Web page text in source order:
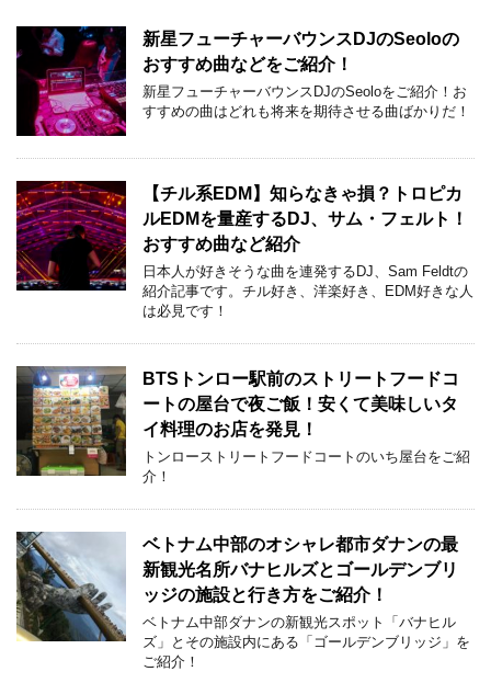
新星フューチャーバウンスDJのSeoloの
おすすめ曲などをご紹介！
新星フューチャーバウンスDJのSeoloをご紹介！お
すすめの曲はどれも将来を期待させる曲ばかりだ！
【チル系EDM】知らなきゃ損？トロピカ
ルEDMを量産するDJ、サム・フェルト！
おすすめ曲など紹介
日本人が好きそうな曲を連発するDJ、Sam Feldtの
紹介記事です。チル好き、洋楽好き、EDM好きな人
は必見です！
BTSトンロー駅前のストリートフードコ
ートの屋台で夜ご飯！安くて美味しいタ
イ料理のお店を発見！
トンローストリートフードコートのいち屋台をご紹
介！
ベトナム中部のオシャレ都市ダナンの最
新観光名所バナヒルズとゴールデンブリ
ッジの施設と行き方をご紹介！
ベトナム中部ダナンの新観光スポット「バナヒル
ズ」とその施設内にある「ゴールデンブリッジ」を
ご紹介！